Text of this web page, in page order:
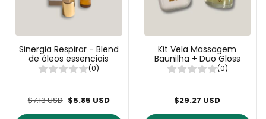
Sinergia Respirar - Blend
de óleos essenciais
(0)
$7.13 USD $5.85 USD
Kit Vela Massagem
Baunilha + Duo Gloss
(0)
$29.27 USD